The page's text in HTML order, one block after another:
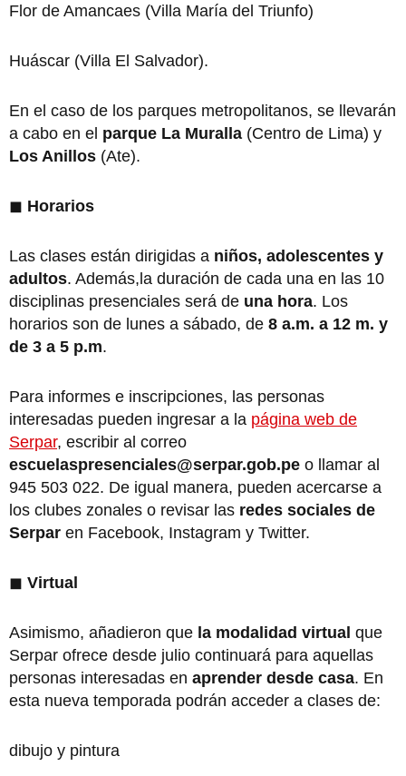
Flor de Amancaes (Villa María del Triunfo)
Huáscar (Villa El Salvador).
En el caso de los parques metropolitanos, se llevarán
a cabo en el parque La Muralla (Centro de Lima) y
Los Anillos (Ate).
◼ Horarios
Las clases están dirigidas a niños, adolescentes y
adultos. Además,la duración de cada una en las 10
disciplinas presenciales será de una hora. Los
horarios son de lunes a sábado, de 8 a.m. a 12 m. y
de 3 a 5 p.m.
Para informes e inscripciones, las personas
interesadas pueden ingresar a la página web de
Serpar, escribir al correo
escuelaspresenciales@serpar.gob.pe o llamar al
945 503 022. De igual manera, pueden acercarse a
los clubes zonales o revisar las redes sociales de
Serpar en Facebook, Instagram y Twitter.
◼ Virtual
Asimismo, añadieron que la modalidad virtual que
Serpar ofrece desde julio continuará para aquellas
personas interesadas en aprender desde casa. En
esta nueva temporada podrán acceder a clases de:
dibujo y pintura